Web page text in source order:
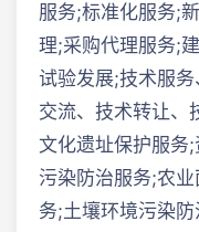
服务;标准化服务;
理;采购代理服务;
试验发展;技术服
交流、技术转让、
文化遗址保护服务
污染防治服务;农
务;土壤环境污染